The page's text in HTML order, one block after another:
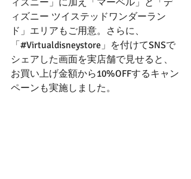
ィズニー」に加え「マーベル」と「デ
ィズニー ツイステッドワンダーラン
ド」エリアもご用意。さらに、
「#Virtualdisneystore」を付けてSNSで
シェアした画面を実店舗で見せると、
お買い上げ金額から10%OFFするキャン
ペーンも実施しました。